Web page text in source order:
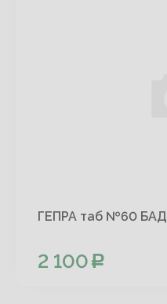
ГЕПРА таб №60 БАД
2 100